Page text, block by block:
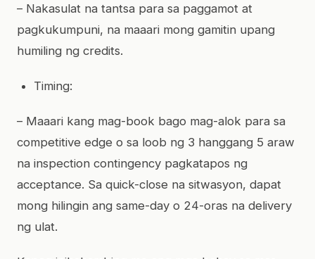
– Nakasulat na tantsa para sa paggamot at
pagkukumpuni, na maaari mong gamitin upang
humiling ng credits.
Timing:
– Maaari kang mag-book bago mag-alok para sa
competitive edge o sa loob ng 3 hanggang 5 araw
na inspection contingency pagkatapos ng
acceptance. Sa quick-close na sitwasyon, dapat
mong hilingin ang same-day o 24-oras na delivery
ng ulat.